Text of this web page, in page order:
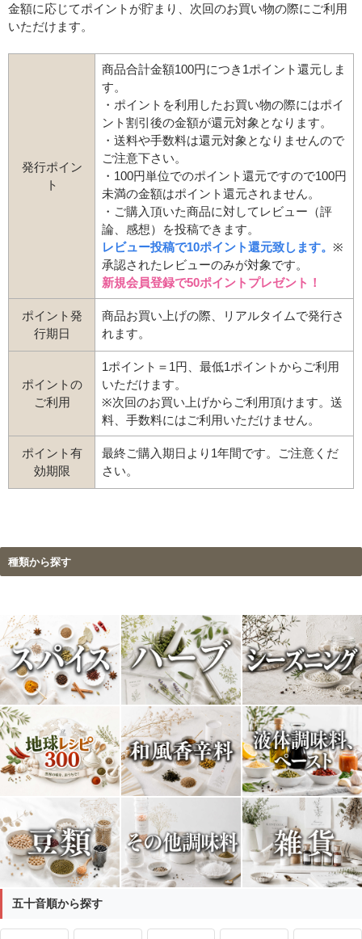
金額に応じてポイントが貯まり、次回のお買い物の際にご利用
いただけます。
発行ポイン
ト
商品合計金額100円につき1ポイント還元しま
す。
・ポイントを利用したお買い物の際にはポイ
ント割引後の金額が還元対象となります。
・送料や手数料は還元対象となりませんので
ご注意下さい。
・100円単位でのポイント還元ですので100円
未満の金額はポイント還元されません。
・ご購入頂いた商品に対してレビュー（評
論、感想）を投稿できます。
レビュー投稿で10ポイント還元致します。 ※
承認されたレビューのみが対象です。
新規会員登録で50ポイントプレゼント！
ポイント発
行期日
商品お買い上げの際、リアルタイムで発行さ
れます。
ポイントの
ご利用
1ポイント＝1円、最低1ポイントからご利用
いただけます。
※次回のお買い上げからご利用頂けます。送
料、手数料にはご利用いただけません。
ポイント有
効期限
最終ご購入期日より1年間です。ご注意くだ
さい。
種類から探す
五十音順から探す